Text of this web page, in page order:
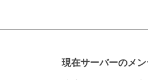
現在サーバーのメン